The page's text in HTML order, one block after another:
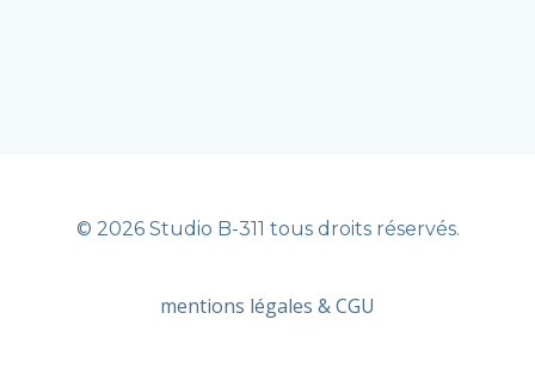
© 2026 Studio B-311 tous droits réservés.
mentions légales & CGU